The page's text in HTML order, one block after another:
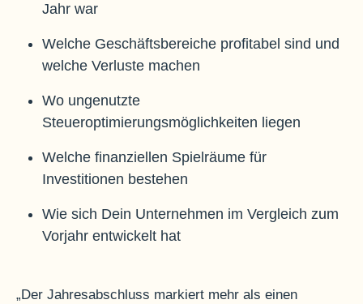
Jahr war
Welche Geschäftsbereiche profitabel sind und
welche Verluste machen
Wo ungenutzte
Steueroptimierungsmöglichkeiten liegen
Welche finanziellen Spielräume für
Investitionen bestehen
Wie sich Dein Unternehmen im Vergleich zum
Vorjahr entwickelt hat
„Der Jahresabschluss markiert mehr als einen